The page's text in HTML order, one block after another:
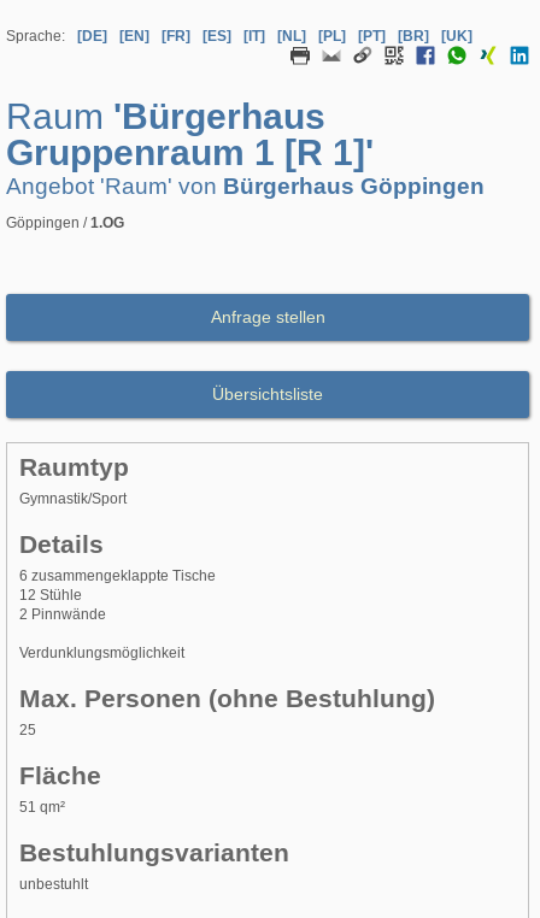
Sprache: [DE] [EN] [FR] [ES] [IT] [NL] [PL] [PT] [BR] [UK]
Raum 'Bürgerhaus
Gruppenraum 1 [R 1]'
Angebot 'Raum' von Bürgerhaus Göppingen
Göppingen /1.OG
Anfrage stellen
Übersichtsliste
Raumtyp
Gymnastik/Sport
Details
6 zusammengeklappte Tische
12 Stühle
2 Pinnwände
Verdunklungsmöglichkeit
Max. Personen (ohne Bestuhlung)
25
Fläche
51 qm²
Bestuhlungsvarianten
unbestuhlt